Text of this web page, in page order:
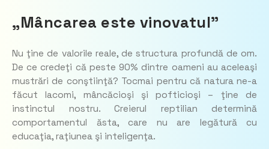
„Mâncarea este vinovatul”
Nu ţine de valorile reale, de structura profundă de om.
De ce credeţi că peste 90% dintre oameni au aceleaşi
mustrări de conştiinţă? Tocmai pentru că natura ne-a
făcut lacomi, mâncăcioşi şi pofticioşi – ţine de
instinctul nostru. Creierul reptilian determină
comportamentul ăsta, care nu are legătură cu
educaţia, raţiunea şi inteligenţa.